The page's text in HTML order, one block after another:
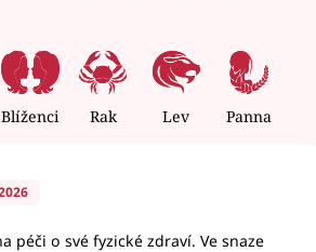
Blíženci Rak Lev Panna
péči o své fyzické zdraví. Ve snaze